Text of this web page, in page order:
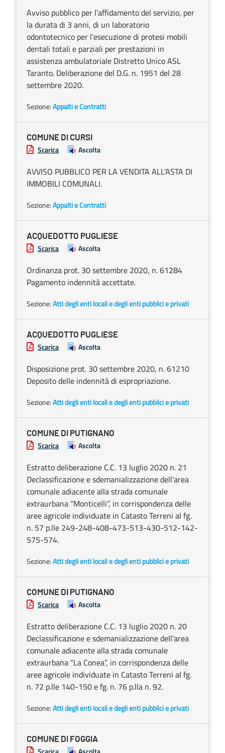
Avviso pubblico per l’affidamento del servizio, per
la durata di 3 anni, di un laboratorio
odontotecnico per l’esecuzione di protesi mobili
dentali totali e parziali per prestazioni in
assistenza ambulatoriale Distretto Unico ASL
Taranto. Deliberazione del D.G. n. 1951 del 28
settembre 2020.
Sezione:Appalti e Contratti
COMUNE DI CURSI
Scarica Ascolta
AVVISO PUBBLICO PER LA VENDITA ALL’ASTA DI
IMMOBILI COMUNALI.
Sezione:Appalti e Contratti
ACQUEDOTTO PUGLIESE
Scarica Ascolta
Ordinanza prot. 30 settembre 2020, n. 61284
Pagamento indennità accettate.
Sezione:Atti degli enti locali e degli enti pubblici e privati
ACQUEDOTTO PUGLIESE
Scarica Ascolta
Disposizione prot. 30 settembre 2020, n. 61210
Deposito delle indennità di espropriazione.
Sezione:Atti degli enti locali e degli enti pubblici e privati
COMUNE DI PUTIGNANO
Scarica Ascolta
Estratto deliberazione C.C. 13 luglio 2020 n. 21
Declassificazione e sdemanializzazione dell’area
comunale adiacente alla strada comunale
extraurbana “Monticelli”, in corrispondenza delle
aree agricole individuate in Catasto Terreni al fg.
n. 57 p.lle 249-248-408-473-513-430-512-142-
575-574.
Sezione:Atti degli enti locali e degli enti pubblici e privati
COMUNE DI PUTIGNANO
Scarica Ascolta
Estratto deliberazione C.C. 13 luglio 2020 n. 20
Declassificazione e sdemanializzazione dell’area
comunale adiacente alla strada comunale
extraurbana “La Conea”, in corrispondenza delle
aree agricole individuate in Catasto Terreni al fg.
n. 72 p.lle 140-150 e fg. n. 76 p.lla n. 92.
Sezione:Atti degli enti locali e degli enti pubblici e privati
COMUNE DI FOGGIA